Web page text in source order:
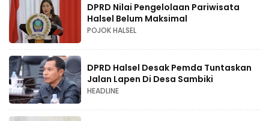
DPRD Nilai Pengelolaan Pariwisata
Halsel Belum Maksimal
POJOK HALSEL
DPRD Halsel Desak Pemda Tuntaskan
Jalan Lapen Di Desa Sambiki
HEADLINE